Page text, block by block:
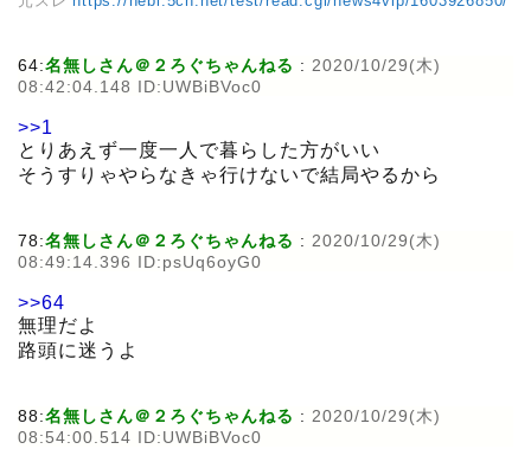
64:名無しさん＠２ろぐちゃんねる : 2020/10/29(木)
08:42:04.148 ID:UWBiBVoc0
>>1
とりあえず一度一人で暮らした方がいい
そうすりゃやらなきゃ行けないで結局やるから
78:名無しさん＠２ろぐちゃんねる : 2020/10/29(木)
08:49:14.396 ID:psUq6oyG0
>>64
無理だよ
路頭に迷うよ
88:名無しさん＠２ろぐちゃんねる : 2020/10/29(木)
08:54:00.514 ID:UWBiBVoc0